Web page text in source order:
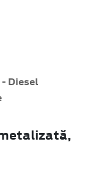
- Diesel